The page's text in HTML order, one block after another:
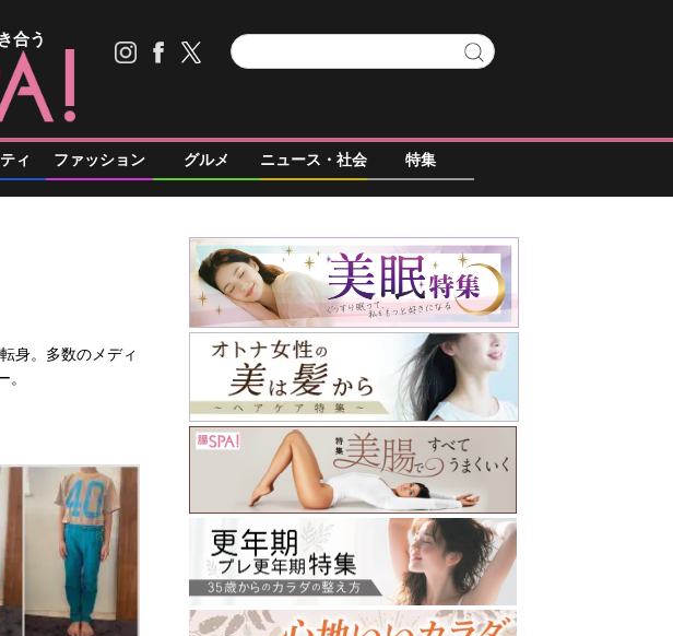
合う
ィ ファッション グルメ ニュース・社会 特集
身。多数のメディ